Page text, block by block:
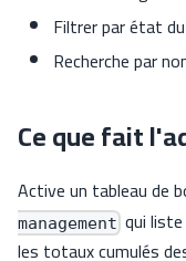
Filtrer par état
Recherche par
Ce que fait
Active un tableau de
management qui
les totaux cumulés